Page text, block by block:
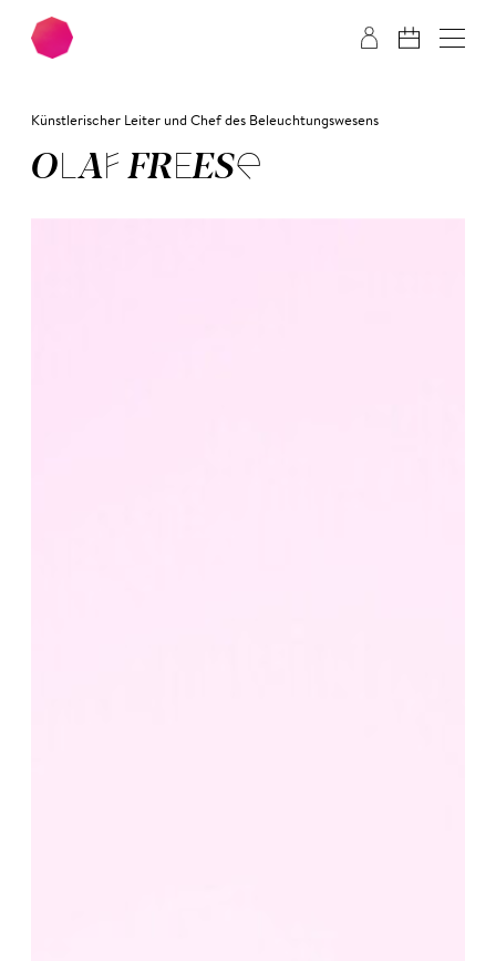
Zum Hauptinhalt springen Zum Footer springen
Künstlerischer Leiter und Chef des Beleuchtungswesens
OLAF FREE­SE